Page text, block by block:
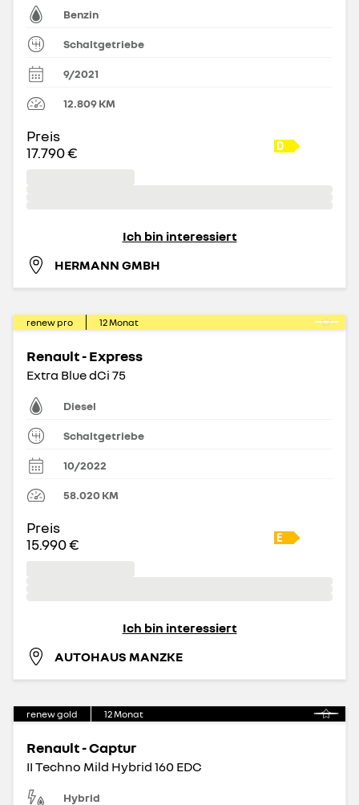
Benzin
Schaltgetriebe
9/2021
12.809KM
Preis
17.790 €
Ich bin interessiert
HERMANN GMBH
renew pro 12Monat
Renault - Express
Extra Blue dCi 75
Diesel
Schaltgetriebe
10/2022
58.020KM
Preis
15.990 €
Ich bin interessiert
AUTOHAUS MANZKE
renew gold 12Monat
Renault - Captur
II Techno Mild Hybrid 160 EDC
Hybrid